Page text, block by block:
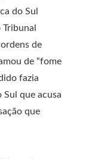
do Sul
de
de “fome
fazia
que acusa
que